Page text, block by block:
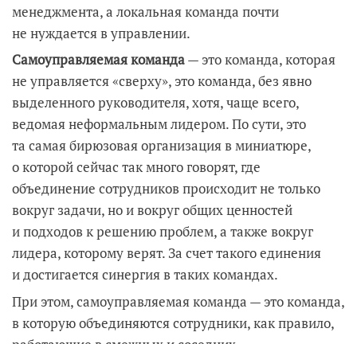
менеджмента, а локальная команда почти
не нуждается в управлении.
Самоуправляемая команда— это команда, которая
не управляется «сверху», это команда, без явно
выделенного руководителя, хотя, чаще всего,
ведомая неформальным лидером. По сути, это
та самая бирюзовая организация в миниатюре,
о которой сейчас так много говорят, где
объединение сотрудников происходит не только
вокруг задачи, но и вокруг общих ценностей
и подходов к решению проблем, а также вокруг
лидера, которому верят. За счет такого единения
и достигается синергия в таких командах.
При этом, самоуправляемая команда — это команда,
в которую объединяются сотрудники, как правило,